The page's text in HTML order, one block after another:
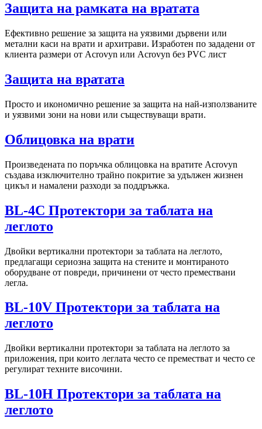
Защита на рамката на вратата
Ефективно решение за защита на уязвими дървени или
метални каси на врати и архитрави. Изработен по зададени от
клиента размери от Acrovyn или Acrovyn без PVC лист
Защита на вратата
Просто и икономично решение за защита на най-използваните
и уязвими зони на нови или съществуващи врати.
Облицовка на врати
Произведената по поръчка облицовка на вратите Acrovyn
създава изключително трайно покритие за удължен жизнен
цикъл и намалени разходи за поддръжка.
BL-4C Протектори за таблата на
леглото
Двойки вертикални протектори за таблата на леглото,
предлагащи сериозна защита на стените и монтираното
оборудване от повреди, причинени от често премествани
легла.
BL-10V Протектори за таблата на
леглото
Двойки вертикални протектори за таблата на леглото за
приложения, при които леглата често се преместват и често се
регулират техните височини.
BL-10H Протектори за таблата на
леглото